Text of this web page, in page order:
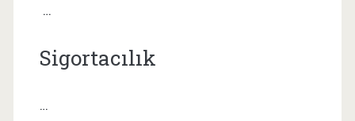
…
Sigortacılık
…